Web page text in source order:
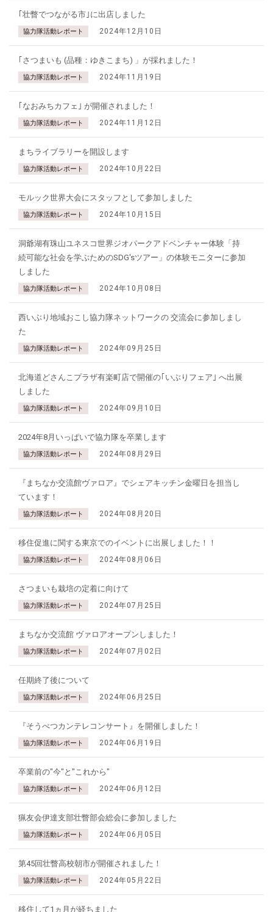
｢壮瞥でつながる市｣に出店しました
協力隊活動レポート 2024年12月10日
｢さつまいも (品種：ゆきこまち) 」が採れました！
協力隊活動レポート 2024年11月19日
｢なおみちカフェ｣ が開催されました！
協力隊活動レポート 2024年11月12日
まちライブラリーを開設します
協力隊活動レポート 2024年10月22日
モルック世界大会にスタッフとして参加しました
協力隊活動レポート 2024年10月15日
洞爺湖有珠山ユネスコ世界ジオパークアドベンチャー体験「持
続可能な社会を学ぶためのSDG'sツアー」の体験モニターに参加
しました
協力隊活動レポート 2024年10月08日
西いぶり地域おこし協力隊ネットワークの 交流会に参加しまし
た
協力隊活動レポート 2024年09月25日
北海道どさんこプラザ有楽町店で開催の｢いぶりフェア｣ へ出展
しました
協力隊活動レポート 2024年09月10日
2024年8月いっぱいで協力隊を卒業します
協力隊活動レポート 2024年08月29日
『まちなか交流館ヴァロア』でシェアキッチン金曜日を担当し
ています！
協力隊活動レポート 2024年08月20日
移住促進に関する東京でのイベントに出展しました！！
協力隊活動レポート 2024年08月06日
さつまいも栽培の定着に向けて
協力隊活動レポート 2024年07月25日
まちなか交流館 ヴァロアオープンしました！
協力隊活動レポート 2024年07月02日
任期終了後について
協力隊活動レポート 2024年06月25日
『そうべつカンテレコンサート』を開催しました！
協力隊活動レポート 2024年06月19日
卒業前の"今"と"これから"
協力隊活動レポート 2024年06月12日
猟友会伊達支部壮瞥部会総会に参加しました
協力隊活動レポート 2024年06月05日
第45回壮瞥高校朝市が開催されました！
協力隊活動レポート 2024年05月22日
移住して1ヵ月が経ちました